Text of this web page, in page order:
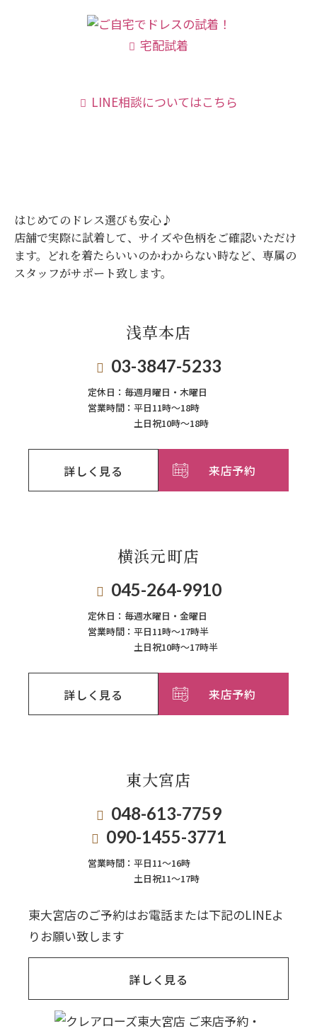
宅配試着
LINE相談についてはこちら
はじめてのドレス選びも安心♪
店舗で実際に試着して、サイズや色柄をご確認いただけ
ます。
どれを着たらいいのかわからない時など、専属の
スタッフがサポート致します。
浅草本店
03-3847-5233
定休日： 毎週月曜日・木曜日
営業時間： 平日11時～18時
土日祝10時～18時
詳しく見る 来店予約
横浜元町店
045-264-9910
定休日： 毎週⽔曜⽇‧⾦曜⽇
営業時間： 平日11時～17時半
土日祝10時～17時半
詳しく見る 来店予約
東大宮店
048-613-7759
090-1455-3771
営業時間： 平日11〜16時
土日祝11〜17時
東大宮店のご予約はお電話または下記のLINEよ
りお願い致します
詳しく見る